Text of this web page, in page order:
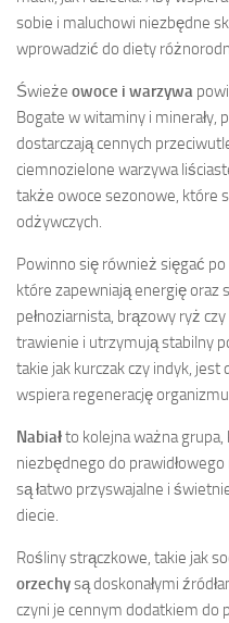
sobie i maluchowi niezbędne
wprowadzić do diety
Świeże owoce i warzywa
Bogate w witaminy i minerały,
dostarczają cennych
ciemnozielone warzywa
także owoce sezonowe, które
odżywczych.
Powinno się również sięgać po
które zapewniają energię oraz
pełnoziarnista, brązowy ryż
trawienie i utrzymują stabilny
takie jak kurczak czy indyk, jest
wspiera regenerację
Nabiałto kolejna ważna
niezbędnego do
są łatwo przyswajalne i
diecie.
Rośliny strączkowe, takie jak
orzechysą doskonałymi
czyni je cennym dodatkiem do